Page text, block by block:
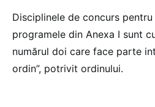
Disciplinele de concurs
programele din Anexa I sunt
numărul doi care face parte
ordin”, potrivit ordinului.